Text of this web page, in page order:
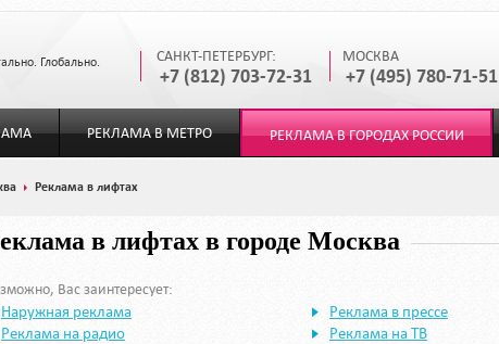
Глобально. САНКТ-ПЕТЕРБУРГ:
+7 (812) 703-72-31
МОСКВА
+7 (495) 780-71-51
РЕКЛАМА В МЕТРО РЕКЛАМА В ГОРОДАХ РОССИИ
Реклама в лифтах
в лифтах в городе Москва
Вас заинтересует:
Наружная реклама
Реклама на радио
Реклама в прессе
Реклама на ТВ